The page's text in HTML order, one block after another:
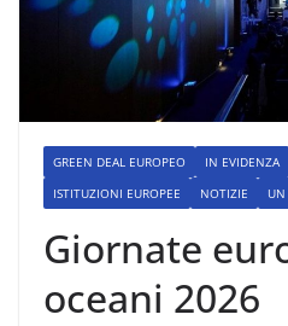
GREEN DEAL EUROPEO IN EVIDENZA
ISTITUZIONI EUROPEE
NOTIZIE UN
Giornate
oceani 2026